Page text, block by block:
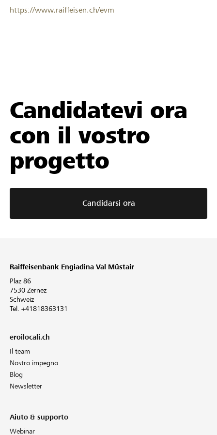
https://www.raiffeisen.ch/evm
Candidatevi ora
con il vostro
progetto
Candidarsi ora
Raiffeisenbank Engiadina Val Müstair
Plaz 86
7530 Zernez
Schweiz
Tel. +41818363131
eroilocali.ch
Il team
Nostro impegno
Blog
Newsletter
Aiuto & supporto
Webinar